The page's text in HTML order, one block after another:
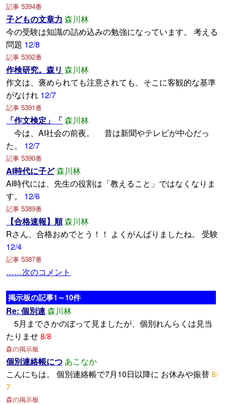
記事 5394番
子どもの文章力 森川林
今の受験は知識の詰め込みの勉強になっています。 考える
問題 12/8
記事 5392番
作検研究。森リ 森川林
作文は、褒められても注意されても、そこに客観的な基準
がなけれ 12/7
記事 5391番
「作文検定」「 森川林
今は、AI社会の前夜。 昔は新聞やテレビが中心だっ
た。
12/7
記事 5390番
AI時代に子ど森川林
AI時代には、先生の役割は「教えること」ではなくなりま
す。 12/6
記事 5389番
【合格速報】順森川林
Rさん、合格おめでとう！！ よくがんばりましたね。 受験
12/4
記事 5387番
……次のコメント
掲示板の記事1～10件
Re: 個別連森川林
5月までさかのぼって見ましたが、個別れんらくは見当
たりませ8/8
森の掲示板
個別連絡帳につ あこなか
こんにちは。 個別連絡帳で7月10日以降に お休みや振替8/
7
森の掲示板